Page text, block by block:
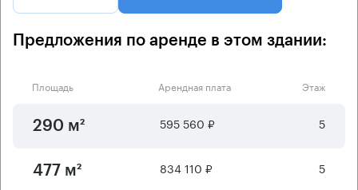
Предложения по аренде в этом здании:
Площадь Арендная плата Этаж
290 м² 595 560 ₽ 5
477 м² 834 110 ₽ 5